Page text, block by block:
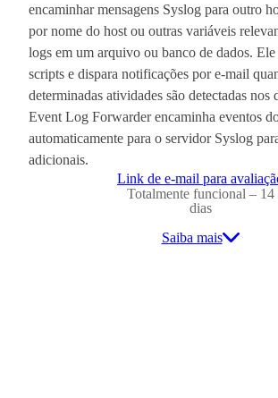
encaminhar mensagens Syslog para outro
por nome do host ou outras variáveis
logs em um arquivo ou banco de dados. Ele
scripts e dispara notificações por e-mail
determinadas atividades são detectadas nos
Event Log Forwarder encaminha eventos
automaticamente para o servidor Syslog
adicionais.
Link de e-mail para
Totalmente funcional – 14
dias
Saiba mais